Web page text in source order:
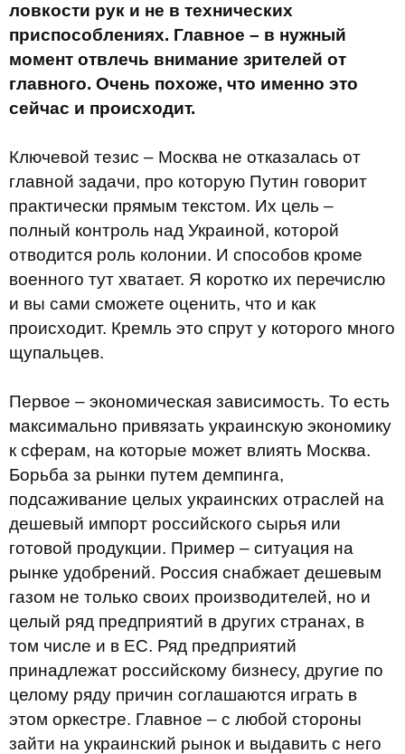
ловкости рук и не в технических
приспособлениях. Главное – в нужный
момент отвлечь внимание зрителей от
главного. Очень похоже, что именно это
сейчас и происходит.
Ключевой тезис – Москва не отказалась от
главной задачи, про которую Путин говорит
практически прямым текстом. Их цель –
полный контроль над Украиной, которой
отводится роль колонии. И способов кроме
военного тут хватает. Я коротко их перечислю
и вы сами сможете оценить, что и как
происходит. Кремль это спрут у которого много
щупальцев.
Первое – экономическая зависимость. То есть
максимально привязать украинскую экономику
к сферам, на которые может влиять Москва.
Борьба за рынки путем демпинга,
подсаживание целых украинских отраслей на
дешевый импорт российского сырья или
готовой продукции. Пример – ситуация на
рынке удобрений. Россия снабжает дешевым
газом не только своих производителей, но и
целый ряд предприятий в других странах, в
том числе и в ЕС. Ряд предприятий
принадлежат российскому бизнесу, другие по
целому ряду причин соглашаются играть в
этом оркестре. Главное – с любой стороны
зайти на украинский рынок и выдавить с него